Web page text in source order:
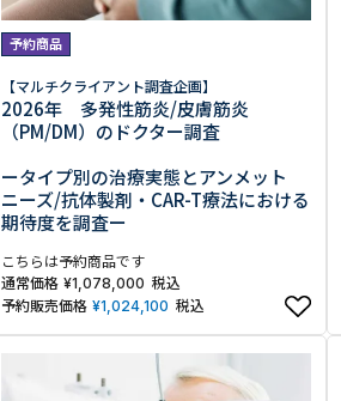
予約商品
【マルチクライアント調査企画】
2026年 多発性筋炎/皮膚筋炎
（PM/DM）のドクター調査
ータイプ別の治療実態とアンメット
ニーズ/抗体製剤・CAR-T療法における
期待度を調査ー
こちらは予約商品です
通常価格 ¥1,078,000 税込
予約販売価格 ¥1,024,100 税込